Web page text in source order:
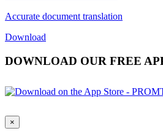
Accurate document translation
Download
DOWNLOAD OUR FREE
×